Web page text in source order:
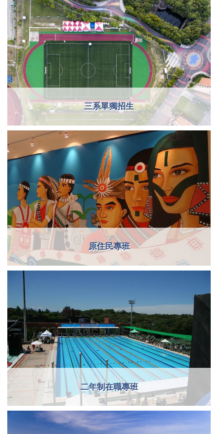
三系單獨招生
原住民專班
二年制在職專班